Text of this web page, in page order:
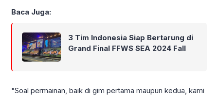
Baca Juga:
3 Tim Indonesia Siap Bertarung di
Grand Final FFWS SEA 2024 Fall
"Soal permainan, baik di gim pertama maupun kedua, kami